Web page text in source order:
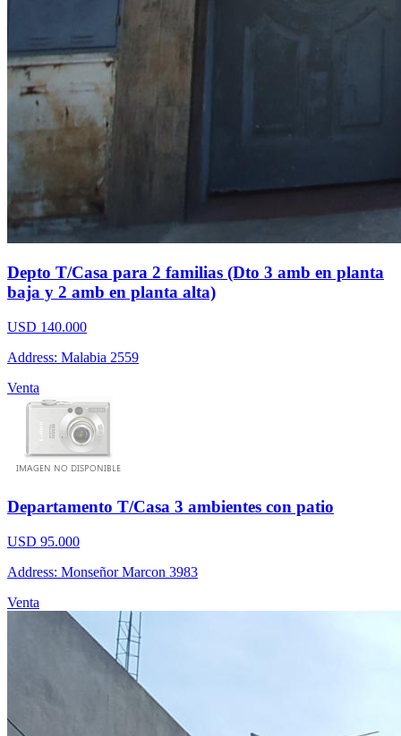
Depto T/Casa para 2 familias (Dto 3 amb en planta
baja y 2 amb en planta alta)
USD 140.000
Address: Malabia 2559
Venta
Departamento T/Casa 3 ambientes con patio
USD 95.000
Address: Monseñor Marcon 3983
Venta